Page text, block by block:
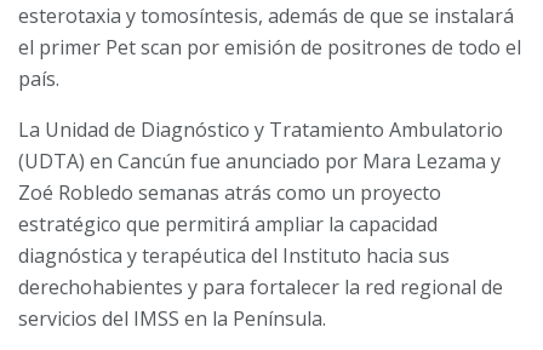
esterotaxia y tomosíntesis, además de que se instalará
el primer Pet scan por emisión de positrones de todo el
país.
La Unidad de Diagnóstico y Tratamiento Ambulatorio
(UDTA) en Cancún fue anunciado por Mara Lezama y
Zoé Robledo semanas atrás como un proyecto
estratégico que permitirá ampliar la capacidad
diagnóstica y terapéutica del Instituto hacia sus
derechohabientes y para fortalecer la red regional de
servicios del IMSS en la Península.